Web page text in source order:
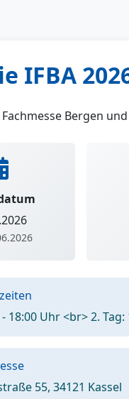
IFBA
Bergen
- 18:00 Uhr <br> 2.
55, 34121 Kassel